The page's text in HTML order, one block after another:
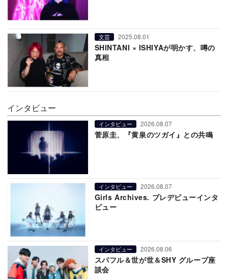
文芸 2025.08.01
SHINTANI × ISHIYAが明かす、噂の
真相
インタビュー
インタビュー 2026.08.07
菅原圭、『黄泉のツガイ』との共鳴
インタビュー 2026.08.07
Girls Archives. プレデビューインタ
ビュー
インタビュー 2026.08.06
スパフル＆世が世＆SHY グループ座
談会